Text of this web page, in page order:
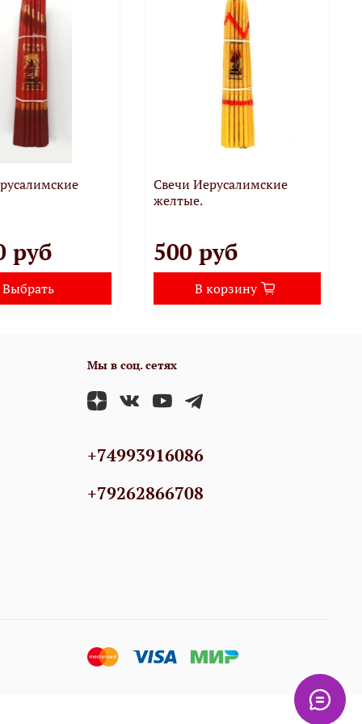
руб
Выбрать
Свечи Иерусалимские
желтые.
500 руб
В корзину
Мы в соц. сетях
+74993916086
+79262866708